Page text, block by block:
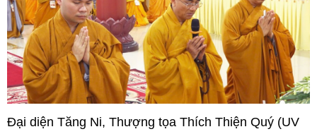
Đại diện Tăng Ni, Thượng tọa Thích Thiện Quý (UV